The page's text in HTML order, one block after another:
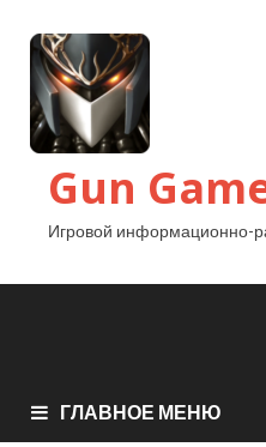
Gun
Игровой информационно-
ГЛАВНОЕ МЕНЮ